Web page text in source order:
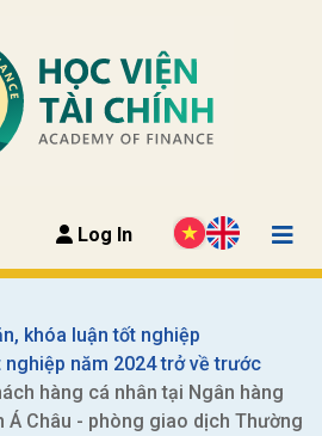
Log In
khóa luận tốt nghiệp
năm 2024 trở về trước
hàng cá nhân tại Ngân hàng
Á Châu - phòng giao dịch Thường